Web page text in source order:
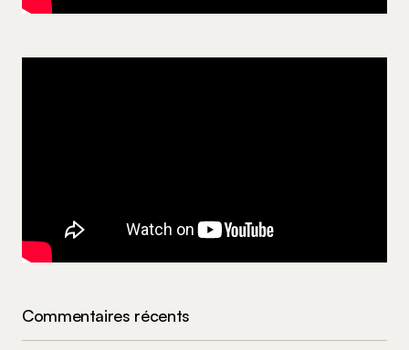
Commentaires récents